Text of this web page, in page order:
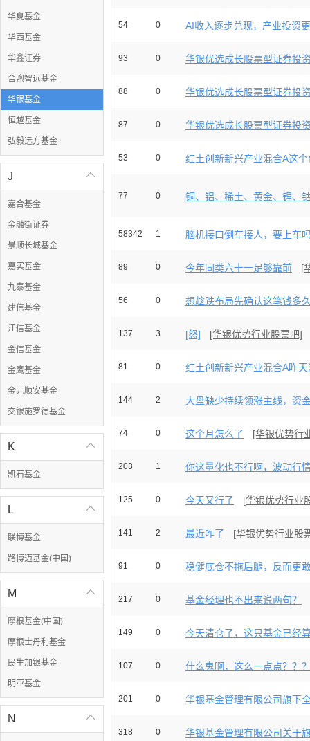
华夏基金
华西基金
华鑫证券
合煦智远基金
华银基金
恒越基金
弘毅远方基金

J
嘉合基金
金融街证券
景顺长城基金
嘉实基金
九泰基金
建信基金
江信基金
金信基金
金鹰基金
金元顺安基金
交银施罗德基金

K
凯石基金

L
联博基金
路博迈基金(中国)

M
摩根基金(中国)
摩根士丹利基金
民生加银基金
明亚基金

N
54 0 AI收入逐步兑现，产业投资
93 0 华银优选成长股票型证券投
88 0 华银优选成长股票型证券投
87 0 华银优选成长股票型证券投
53 0 红土创新新兴产业混合A这
77 0 铜、铝、稀土、黄金、锂、
58342 1 脑机接口倒车接人，要上车
89 0 今年同类六十一足够靠前 [
56 0 想趁跌布局先确认这笔钱多
137 3 [怒] [华银优势行业股票吧]
81 0 红土创新新兴产业混合A昨
144 2 大盘缺少持续领涨主线，资
74 0 这个月怎么了 [华银优势行
203 1 你这量化也不行啊，波动行
125 0 今天又行了 [华银优势行业
141 2 最近咋了 [华银优势行业股
91 0 稳健底仓不拖后腿，反而更
217 0 基金经理也不出来说两句？
149 0 今天清仓了，这只基金已经
107 0 什么鬼啊，这么一点点？？
201 0 华银基金管理有限公司旗下
318 0 华银基金管理有限公司关于